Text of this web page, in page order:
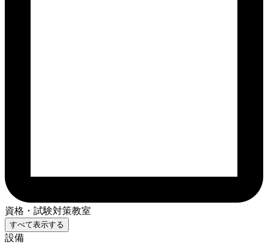
資格・試験対策教室
すべて表示する
設備